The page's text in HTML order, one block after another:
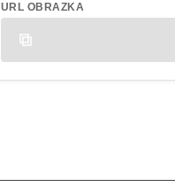
URL OBRAZKA